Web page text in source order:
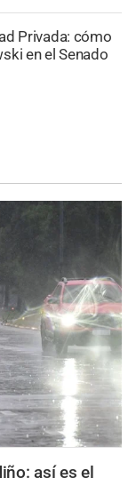
Privada: cómo
en el Senado
así es el